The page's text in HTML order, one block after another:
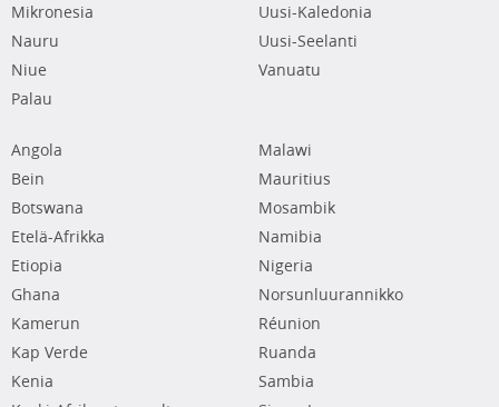
Mikronesia
Nauru
Niue
Palau
Uusi-Kaledonia
Uusi-Seelanti
Vanuatu
Angola
Bein
Botswana
Etelä-Afrikka
Etiopia
Ghana
Kamerun
Kap Verde
Kenia
Malawi
Mauritius
Mosambik
Namibia
Nigeria
Norsunluurannikko
Réunion
Ruanda
Sambia